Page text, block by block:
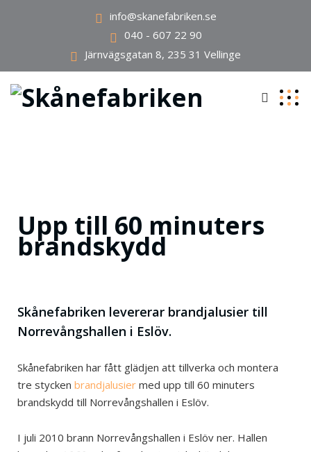
info@skanefabriken.se
040 - 607 22 90
Järnvägsgatan 8, 235 31 Vellinge
Upp till 60 minuters
brandskydd
Skånefabriken levererar brandjalusier till
Norrevångshallen i Eslöv.
Skånefabriken har fått glädjen att tillverka och montera
tre stycken brandjalusier med upp till 60 minuters
brandskydd till Norrevångshallen i Eslöv.
I juli 2010 brann Norrevångshallen i Eslöv ner. Hallen